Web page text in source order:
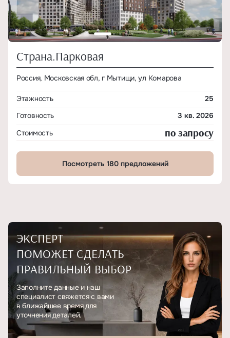
Страна.Парковая
Россия, Московская обл, г Мытищи, ул Комарова
Этажность
25
Готовность
3 кв. 2026
Стоимость
по запросу
Посмотреть 180 предложений
ЭКСПЕРТ
ПОМОЖЕТ СДЕЛАТЬ
ПРАВИЛЬНЫЙ ВЫБОР
Заполните данные и наш
специалист свяжется с вами
в ближайшее время для
уточнения деталей.